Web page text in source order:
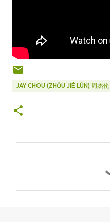
JAY CHOU (ZHŌU JIÉ LÚN) 周杰伦